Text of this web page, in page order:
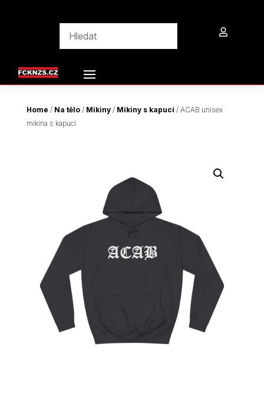

Home / Na tělo/ Mikiny/ Mikiny s kapucí/ ACAB unisex
mikina s kapucí